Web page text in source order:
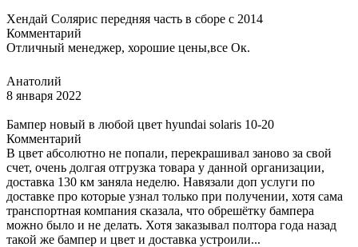
Хендай Солярис передняя часть в сборе с 2014
Комментарий
Отличный менеджер, хорошие цены,все Ок.
Анатолий
8 января 2022
Бампер новый в любой цвет hyundai solaris 10-20
Комментарий
В цвет абсолютно не попали, перекрашивал заново за свой
счет, очень долгая отгрузка товара у данной организации,
доставка 130 км заняла неделю. Навязали доп услуги по
доставке про которые узнал только при получении, хотя сама
транспортная компания сказала, что обрешётку бампера
можно было и не делать. Хотя заказывал полтора года назад
такой же бампер и цвет и доставка устроили...